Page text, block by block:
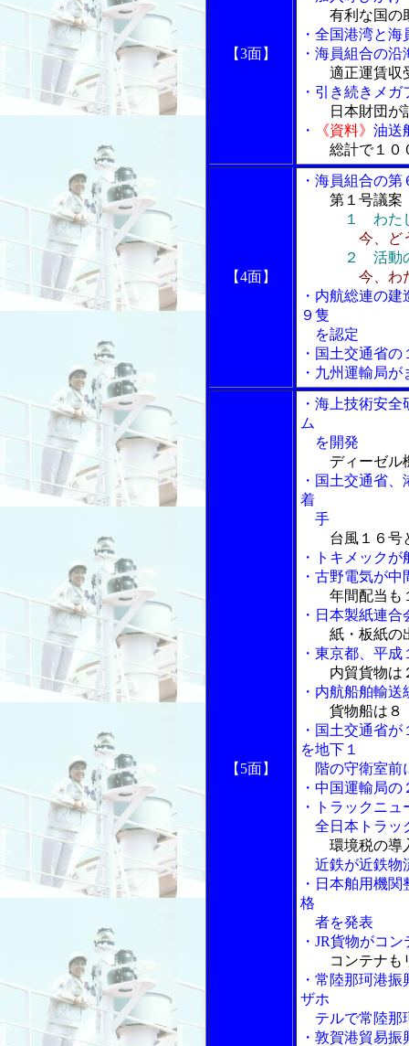
【3面】
有利な国の
・全国港湾と
・海員組合の
適正運賃収
・引き続きメ
日本財団が
・
《資料》 油送
総計で１０
【4面】
・海員組合の
第１号議
１ わた
今、ど
２ 活動
今、わ
・内航総連の
９隻
を認定
・国土交通省
・九州運輸局
【5面】
・海上技術安
ム
を開発
ディーゼル
・国土交通省
着
手
台風１６号
・トキメック
・古野電気が
年間配当も
・日本製紙連
紙・板紙の
・東京都、平
内貿貨物は
・内航船舶輸送
貨物船は８
・国土交通省
を地下１
階の守衛室前
・中国運輸局
・トラックニュ
全日本トラッ
環境税の導
近鉄が近鉄物
・日本舶用機
格
者を発表
・JR貨物がコ
コンテナも
・常陸那珂港
ザホ
テルで常陸那
・敦賀港貿易